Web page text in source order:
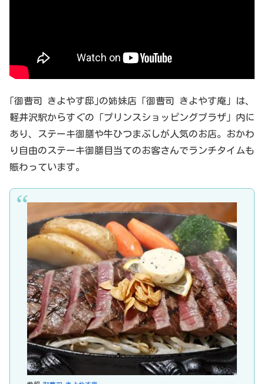
｢御曹司 きよやす邸｣の姉妹店「御曹司 きよやす庵」は、
軽井沢駅からすぐの「プリンスショッピングプラザ」内に
あり、ステーキ御膳や牛ひつまぶしが人気のお店。おかわ
り自由のステーキ御膳目当てのお客さんでランチタイムも
賑わっています。